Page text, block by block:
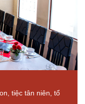
tiệc tân niên tổ